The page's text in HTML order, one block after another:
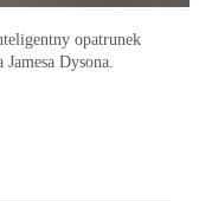
opatrunek
Dysona.